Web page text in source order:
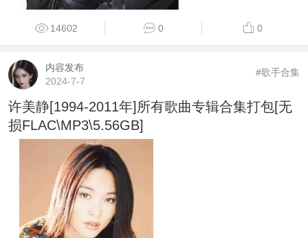
14602 0 0
内容发布
2024-7-7
#歌手合集
许美静[1994-2011年]所有歌曲专辑合集打包[无
损FLAC\MP3\5.56GB]